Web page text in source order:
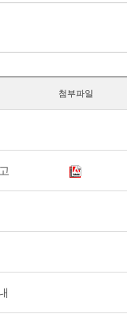
첨부파일